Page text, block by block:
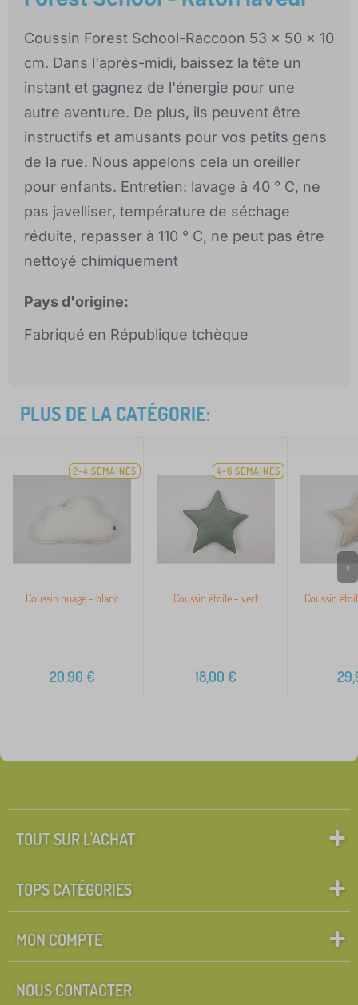
Coussin Forest School-Raccoon 53 x 50 x 10
cm. Dans l'après-midi, baissez la tête un
instant et gagnez de l'énergie pour une
autre aventure. De plus, ils peuvent être
instructifs et amusants pour vos petits gens
de la rue. Nous appelons cela un oreiller
pour enfants. Entretien: lavage à 40 ° C, ne
pas javelliser, température de séchage
réduite, repasser à 110 ° C, ne peut pas être
nettoyé chimiquement
Pays d'origine:
Fabriqué en République tchèque
PLUS DE LA CATÉGORIE:
2-4 SEMAINES
Coussin nuage - blanc
20,90 €
4-6 SEMAINES
Coussin étoile - vert
18,00 €
Coussin
>
TOUT SUR L'ACHAT
TOPS CATÉGORIES
MON COMPTE
NOUS CONTACTER